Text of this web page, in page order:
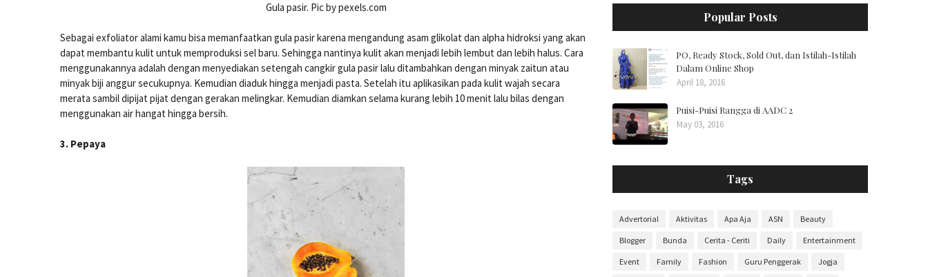
Gula pasir. Pic by pexels.com
Sebagai exfoliator alami kamu bisa memanfaatkan gula pasir karena mengandung asam glikolat dan alpha hidroksi yang akan
dapat membantu kulit untuk memproduksi sel baru. Sehingga nantinya kulit akan menjadi lebih lembut dan lebih halus. Cara
menggunakannya adalah dengan menyediakan setengah cangkir gula pasir lalu ditambahkan dengan minyak zaitun atau
minyak biji anggur secukupnya. Kemudian diaduk hingga menjadi pasta. Setelah itu aplikasikan pada kulit wajah secara
merata sambil dipijat pijat dengan gerakan melingkar. Kemudian diamkan selama kurang lebih 10 menit lalu bilas dengan
menggunakan air hangat hingga bersih.
3. Pepaya
Popular Posts
PO, Ready Stock, Sold Out, dan Istilah-Istilah
Dalam Online Shop
April 18, 2016
Puisi-Puisi Rangga di AADC 2
May 03, 2016
Tags
Advertorial Aktivitas Apa Aja ASN Beauty
Blogger Bunda Cerita - Ceriti Daily Entertainment
Event Family Fashion Guru Penggerak Jogja